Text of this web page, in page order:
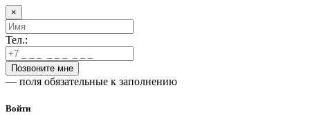
×
Тел.:
— поля обязательные к заполнению
Войти